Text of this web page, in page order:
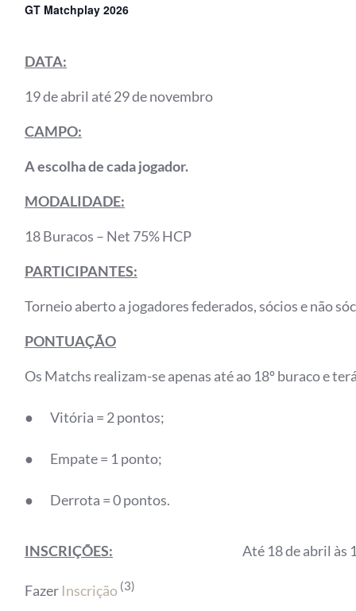
GT Matchplay 2026
DATA:
19 de abril até 29 de novembro
CAMPO:
A escolha de cada jogador.
MODALIDADE:
18 Buracos – Net 75% HCP
PARTICIPANTES:
Torneio aberto a jogadores federados, sócios e não
PONTUAÇÃO
Os Matchs realizam-se apenas até ao 18º buraco e
● Vitória = 2 pontos;
● Empate = 1 ponto;
● Derrota = 0 pontos.
INSCRIÇÕES: Até 18 de abril às
Fazer Inscrição (3)